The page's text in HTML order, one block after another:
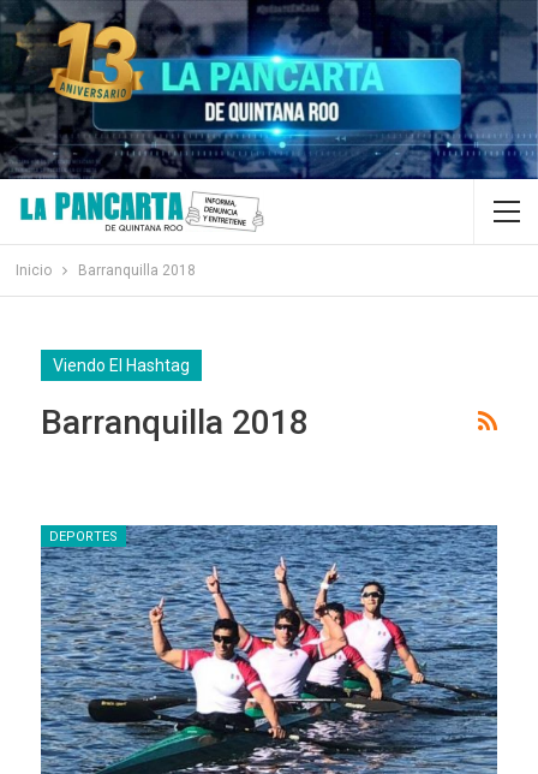
Inicio Barranquilla 2018
Viendo El Hashtag
Barranquilla 2018
DEPORTES